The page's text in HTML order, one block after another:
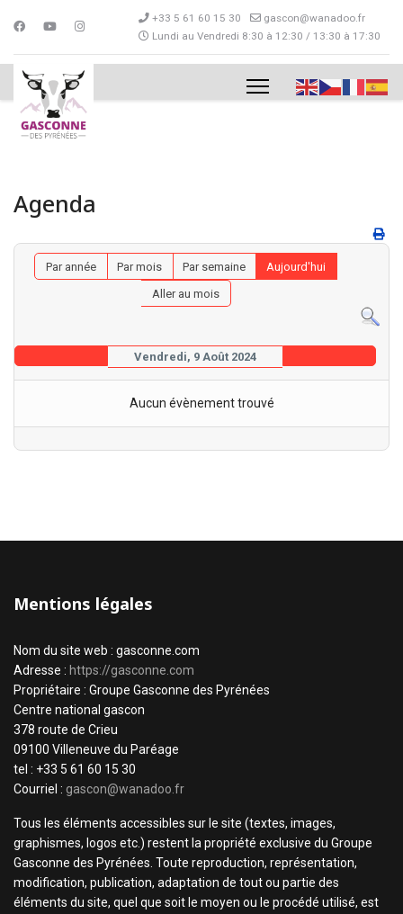
+33 5 61 60 15 30
gascon@wanadoo.fr
Lundi au Vendredi 8:30 à 12:30 / 13:30 à 17:30
Agenda
Par année Par mois Par semaine
Aujourd'hui
Aller au mois
Vendredi, 9 Août 2024
Aucun évènement trouvé
Mentions légales
Nom du site web : gasconne.com
Adresse : https://gasconne.com
Propriétaire : Groupe Gasconne des Pyrénées
Centre national gascon
378 route de Crieu
09100 Villeneuve du Paréage
tel : +33 5 61 60 15 30
Courriel : gascon@wanadoo.fr
Tous les éléments accessibles sur le site (textes, images,
graphismes, logos etc.) restent la propriété exclusive du Groupe
Gasconne des Pyrénées. Toute reproduction, représentation,
modification, publication, adaptation de tout ou partie des
éléments du site, quel que soit le moyen ou le procédé utilisé, est